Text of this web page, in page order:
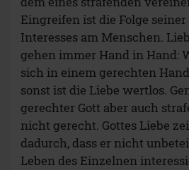
Eingreifen ist die Folge
Interesses am Menschen.
gehen immer Hand in Hand:
sich in einem gerechten
sonst ist die Liebe wertlos.
gerechter Gott aber auch
nicht gerecht. Gottes Liebe
dadurch, dass er nicht
Leben des Einzelnen